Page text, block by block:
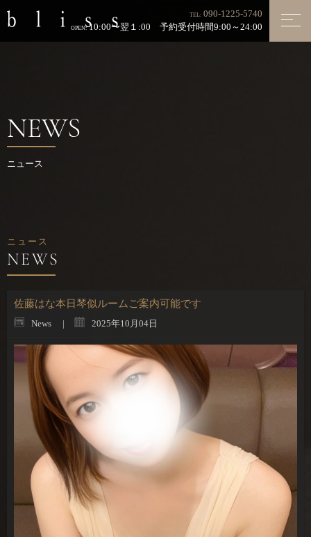
TEL: 090-1225-5740
OPEN:10:00〜翌１:00 予約受付時間9:00～24:00
NEWS
ニュース
ニュース
佐藤はな本日琴似ルームご案内可能です
News 2025年10月04日